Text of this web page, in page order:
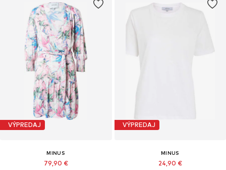
VÝPREDAJ
MINUS
79,90 €
VÝPREDAJ
MINUS
24,90 €